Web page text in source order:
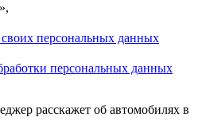
своих персональных данных
персональных данных
расскажет об автомобилях в